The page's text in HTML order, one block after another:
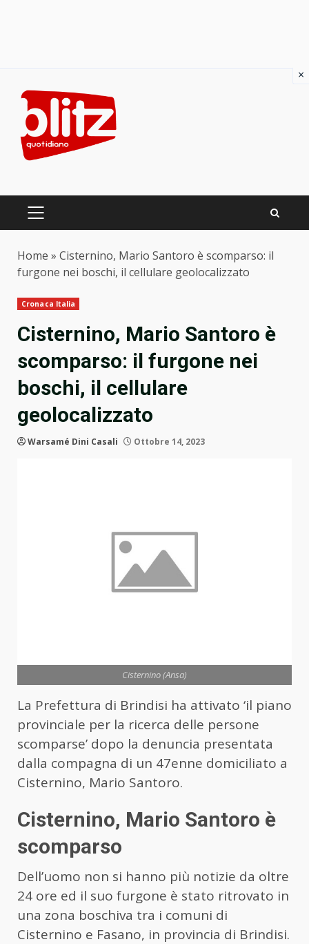
content
PRIMARY
Home » Cisternino, Mario Santoro è scomparso: il
furgone nei boschi, il cellulare geolocalizzato
Cronaca Italia
Cisternino, Mario Santoro è
scomparso: il furgone nei
boschi, il cellulare
geolocalizzato
Warsamé Dini Casali Ottobre 14, 2023
Cisternino (Ansa)
La Prefettura di Brindisi ha attivato ‘il piano
provinciale per la ricerca delle persone
scomparse’ dopo la denuncia presentata
dalla compagna di un 47enne domiciliato a
Cisternino, Mario Santoro.
Cisternino, Mario Santoro è
scomparso
Dell’uomo non si hanno più notizie da oltre
24 ore ed il suo furgone è stato ritrovato in
una zona boschiva tra i comuni di
Cisternino e Fasano, in provincia di Brindisi.
×